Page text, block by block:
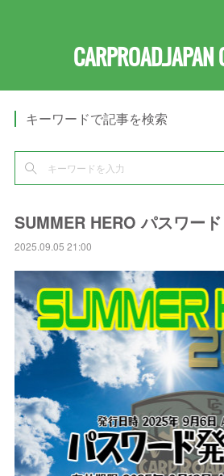
CARPROAD.JAPAN
キーワードで記事を検索
SUMMER HERO パスワー
2025.09.05 21:00